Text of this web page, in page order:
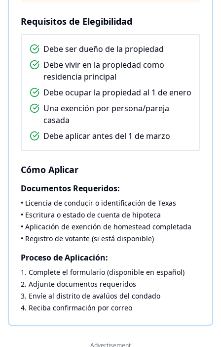
Requisitos de Elegibilidad
Debe ser dueño de la propiedad
Debe vivir en la propiedad como
residencia principal
Debe ocupar la propiedad al 1 de enero
Una exención por persona/pareja
casada
Debe aplicar antes del 1 de marzo
Cómo Aplicar
Documentos Requeridos:
• Licencia de conducir o identificación de Texas
• Escritura o estado de cuenta de hipoteca
• Aplicación de exención de homestead completada
• Registro de votante (si está disponible)
Proceso de Aplicación:
1. Complete el formulario (disponible en español)
2. Adjunte documentos requeridos
3. Envíe al distrito de avalúos del condado
4. Reciba confirmación por correo
Advertisement